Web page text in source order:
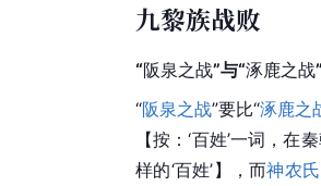
九黎族战败
“阪泉之战”与“涿鹿之战
“阪泉之战”要比“涿鹿之
【按：‘百姓’一词，
样的‘百姓’】，而神农氏